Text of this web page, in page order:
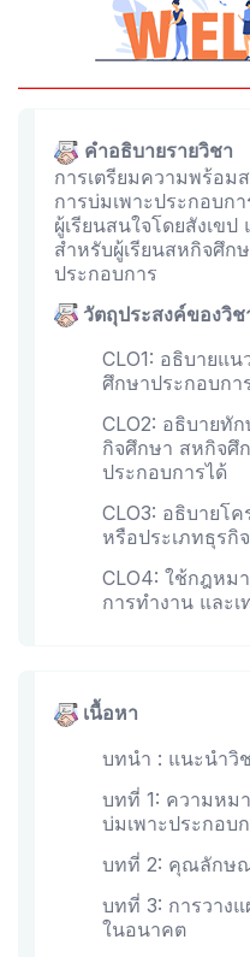
คำอธิบายรายวิชา
การเตรียมความพร้อม
การบ่มเพาะประกอบก
ผู้เรียนสนใจโดยสังเข
สำหรับผู้เรียนสหกิจศึก
ประกอบการ
วัตถุประสงค์ของวิช
CLO1: อธิบายแ
ศึกษาประกอบกา
CLO2: อธิบายทั
กิจศึกษา สหกิจศึ
ประกอบการได้
CLO3: อธิบายโ
หรือประเภทธุรกิ
CLO4: ใช้กฎหม
การทำงาน และ
เนื้อหา
บทนำ : แนะนำวิ
บทที่ 1: ความหม
บ่มเพาะประกอบ
บทที่ 2: คุณลักษณ
บทที่ 3: การวาง
ในอนาคต